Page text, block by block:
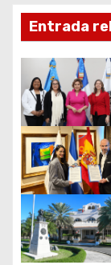
ó
n
d
e
e
n
t
r
Entrada